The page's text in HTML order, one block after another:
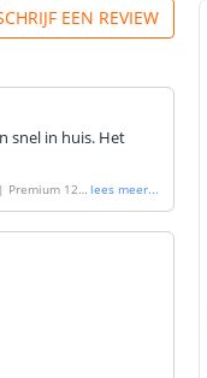
EEN REVIEW
snel in huis. Het
Premium 120 lees meer...